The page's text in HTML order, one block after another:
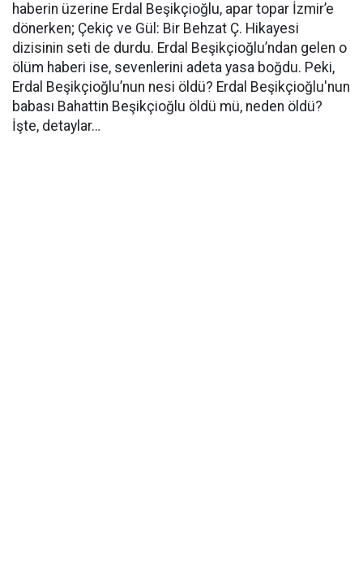
haberin üzerine Erdal Beşikçioğlu, apar topar İzmir’e
dönerken; Çekiç ve Gül: Bir Behzat Ç. Hikayesi
dizisinin seti de durdu. Erdal Beşikçioğlu’ndan gelen o
ölüm haberi ise, sevenlerini adeta yasa boğdu. Peki,
Erdal Beşikçioğlu’nun nesi öldü? Erdal Beşikçioğlu'nun
babası Bahattin Beşikçioğlu öldü mü, neden öldü?
İşte, detaylar…